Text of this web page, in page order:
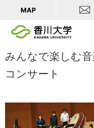
MAP
みんなで楽しむ
コンサート